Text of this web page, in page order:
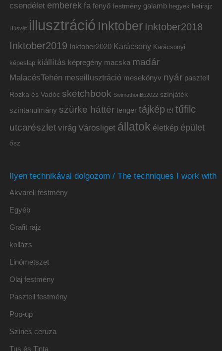
csendélet emberek fa fenyő festmény galamb hegyek hetirajz
Húsvét illusztráció Inktober Inktober2018
Inktober2019 Inktober2020 Karácsony Karácsonyi
képeslap kiállítás képregény macska madár
MalacésTehén meseillusztráció mesekönyv nyár pasztell
Rozka és Vadóc sketchbook SwimathonBp2022 színjáték
színtanulmány szürke háttér tenger tájkép tél tűfilc
utcarészlet virág Városliget állatok életkép épület
ősz
Ilyen technikával dolgozom / The techniques I work with
Akvarell festmény
Egyéb
Grafit rajz
kollázs
Linómetszet
Olaj festmény
Pasztell festmény
Pop-up
Színes ceruza
Tus és Tinta